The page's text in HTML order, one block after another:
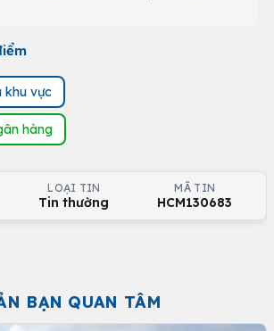
khu vực
hàng
LOẠI TIN
Tin thường
MÃ TIN
HCM130683
BẠN QUAN TÂM